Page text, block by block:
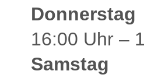
Donnerstag
16:00 Uhr –
Samstag